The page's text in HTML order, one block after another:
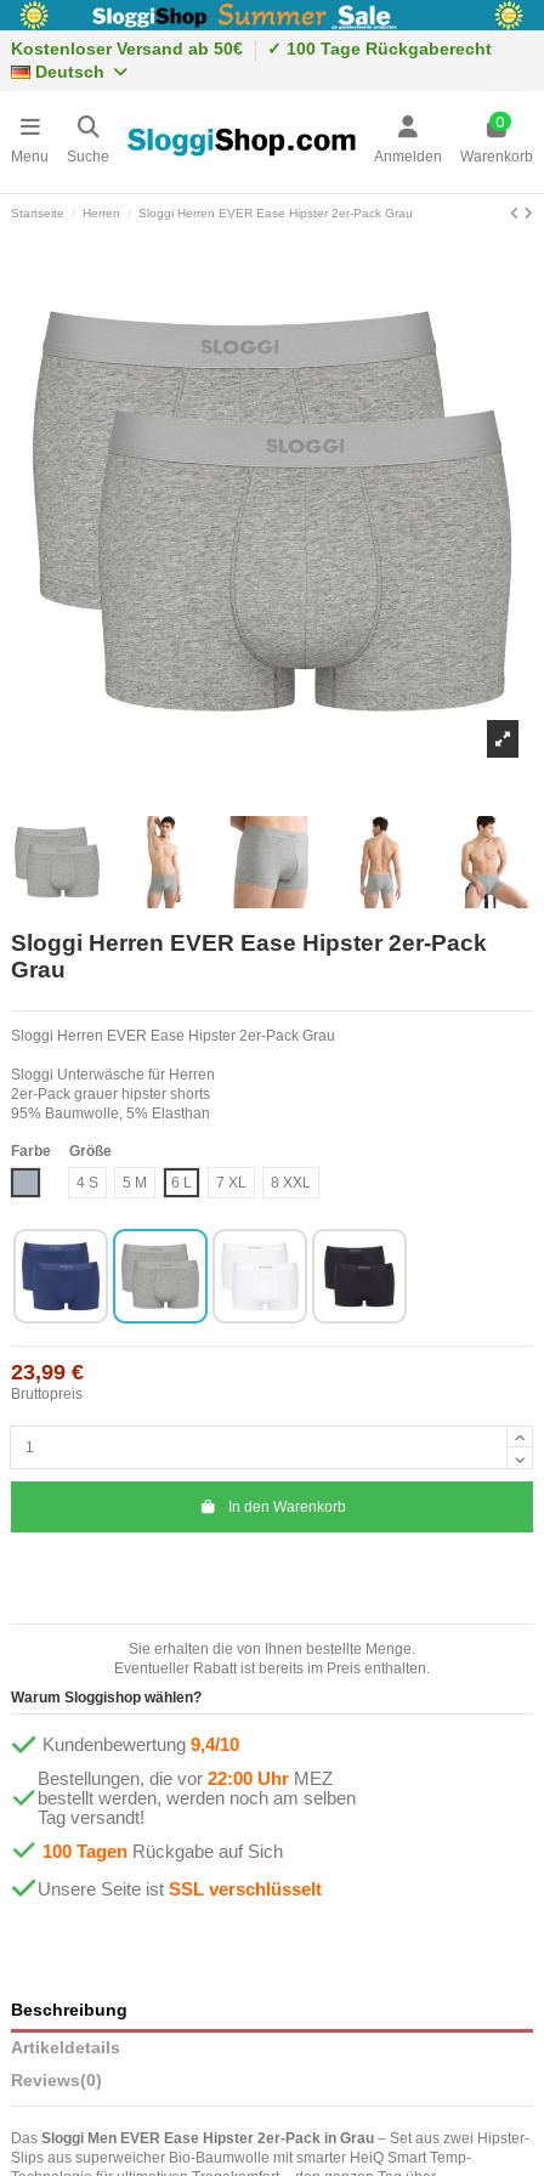
Kostenloser Versand ab 50€
✓ 100 Tage Rückgaberecht
Deutsch
Menu Suche Anmelden
0
Warenkorb
Startseite Herren Sloggi Herren EVER Ease Hipster 2er-Pack Grau
Sloggi Herren EVER Ease Hipster 2er-Pack
Grau
Sloggi Herren EVER Ease Hipster 2er-Pack Grau
Sloggi Unterwäsche für Herren
2er-Pack grauer hipster shorts
95% Baumwolle, 5% Elasthan
Farbe
Größe
4 S
5 M 6 L 7 XL 8 XXL
23,99 €
Bruttopreis
In den Warenkorb
Sie erhalten die von Ihnen bestellte Menge.
Eventueller Rabatt ist bereits im Preis enthalten.
Warum Sloggishop wählen?
Kundenbewertung 9,4/10
Bestellungen, die vor 22:00 Uhr MEZ
bestellt werden, werden noch am selben
Tag versandt!
100 Tagen Rückgabe auf Sich
Unsere Seite ist SSL verschlüsselt
Beschreibung
Artikeldetails
Reviews(0)
Das Sloggi Men EVER Ease Hipster 2er-Pack in Grau – Set aus zwei Hipster-
Slips aus superweicher Bio-Baumwolle mit smarter HeiQ Smart Temp-